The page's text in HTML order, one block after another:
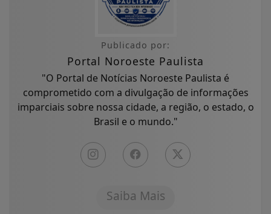
Publicado por:
Portal Noroeste Paulista
"O Portal de Notícias Noroeste Paulista é
comprometido com a divulgação de informações
imparciais sobre nossa cidade, a região, o estado, o
Brasil e o mundo."
Saiba Mais